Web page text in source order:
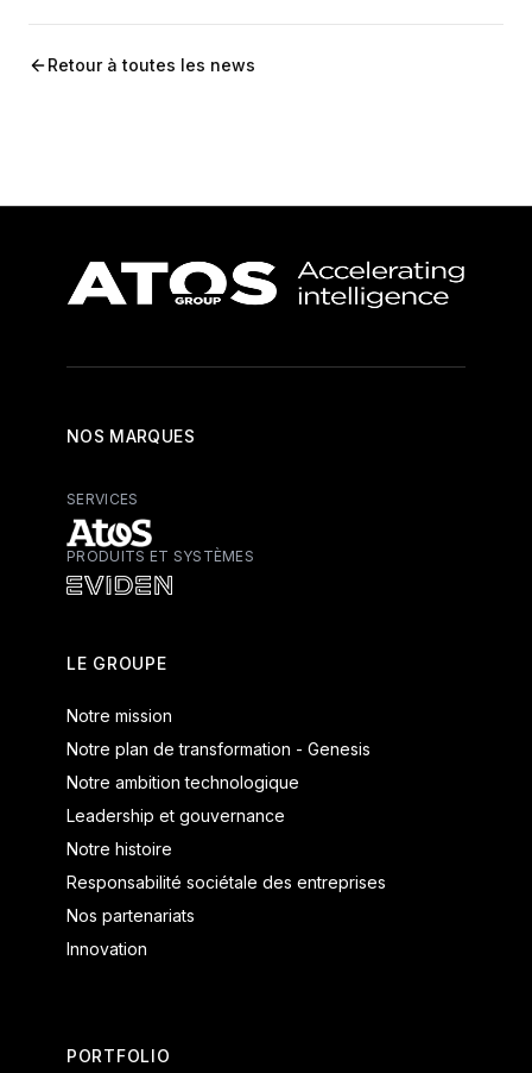
Retour à toutes les news
NOS MARQUES
SERVICES
Atos - Services
PRODUITS ET SYSTÈMES
LE GROUPE
Notre mission
Notre plan de transformation - Genesis
Notre ambition technologique
Leadership et gouvernance
Notre histoire
Responsabilité sociétale des entreprises
Nos partenariats
Innovation
PORTFOLIO